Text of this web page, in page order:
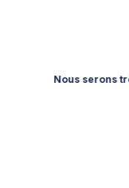
Nous serons très